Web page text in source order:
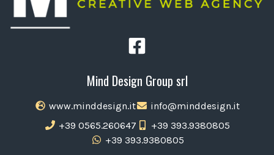
Mind Design Group srl
www.minddesign.it
info@minddesign.it
+39 0565.260647
+39 393.9380805
+39 393.9380805